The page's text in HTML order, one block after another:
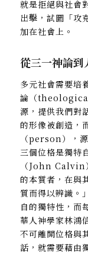
就是拒絕與社會
出擊，試圖「攻
加在社會上。
從三一神論到
多元社會需要培
論（
源，提供我們對
的形像被創造，
（person），
三個位格是獨特
（John Calvin
的本質者，在與
質而得以辨識。
自的獨特性，而
華人神學家林鴻
不可離開位格與
話，就需要藉由